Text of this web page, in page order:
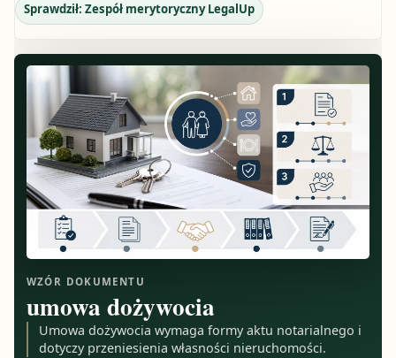
Sprawdził: Zespół merytoryczny LegalUp
WZÓR DOKUMENTU
umowa dożywocia
Umowa dożywocia wymaga formy aktu notarialnego i
dotyczy przeniesienia własności nieruchomości.